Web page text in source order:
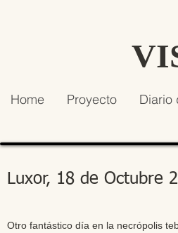
Home Proyecto Diario
Luxor, 18 de Octubre
Otro fantástico día en la necrópolis